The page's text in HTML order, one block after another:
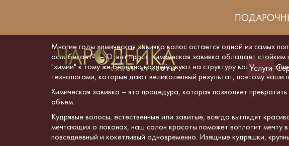
Услуги
Химическая завивка волос
Многие годы химическая завивка волос остается одной из самых
ослабевает? — Ответ прост: химическая завивка обладает
"химии" к тому же бережно воздействуют на структуру волоса.В
технологами, которые дают великолепный результат, поэтомунаши
Химическая завивка – это процедура, которая позволяет
объем.
Кудрявые волосы, естественные или завитые, всегда выглядят
мечтающих о локонах, наш салон красоты поможет воплотит мечту в
повседневный и кокетливый одновременно. Изящные кудряшки,